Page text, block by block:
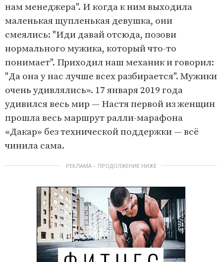
нам менеджера". И когда к ним выходила
маленькая щупленькая девушка, они
смеялись: "Иди давай отсюда, позови
нормального мужика, который что-то
понимает". Приходил наш механик и говорил:
"Да она у нас лучше всех разбирается". Мужики
очень удивлялись». 17 января 2019 года
удивился весь мир — Настя первой из женщин
прошла весь маршрут ралли-марафона
«Дакар» без технической поддержки — всё
чинила сама.
РЕКЛАМА – ПРОДОЛЖЕНИЕ НИЖЕ